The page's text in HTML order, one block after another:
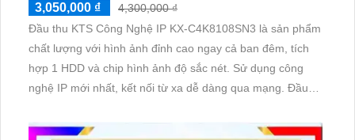
3,050,000 ₫
4,300,000 ₫
Đầu thu KTS Công Nghệ IP KX-C4K8108SN3 là sản phẩm
chất lượng với hình ảnh đỉnh cao ngay cả ban đêm, tích
hợp 1 HDD và chip hình ảnh độ sắc nét. Sử dụng công
nghệ IP mới nhất, kết nối từ xa dễ dàng qua mạng. Đầu
năng chống xâm nhập thông minh. Công Nghệ AI trong